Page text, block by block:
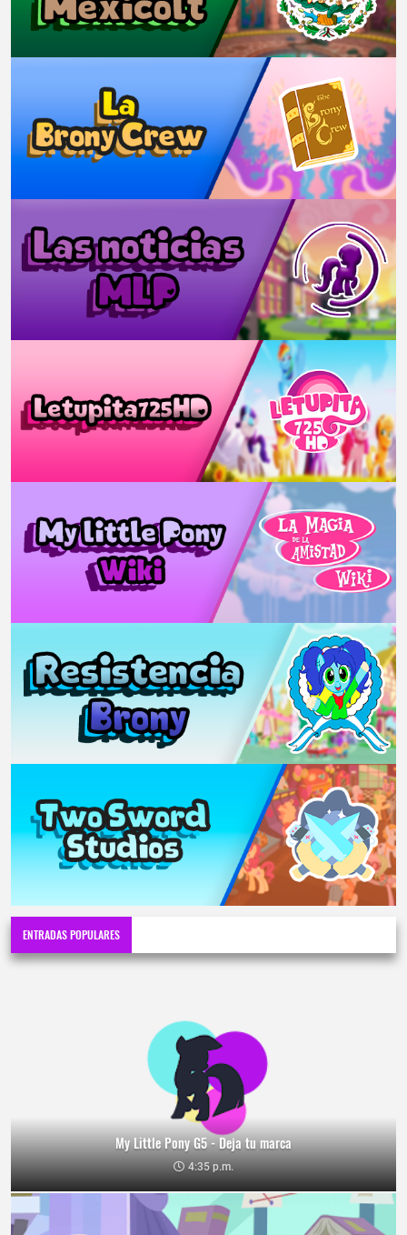
ENTRADAS POPULARES
My Little Pony G5 - Deja tu marca
4:35 p.m.